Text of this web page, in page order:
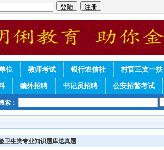
位 教师考试 银行农信社 村官三支一扶
编外招聘 书记员招聘 公安招警考试
索：
卫生类专业知识题库送真题